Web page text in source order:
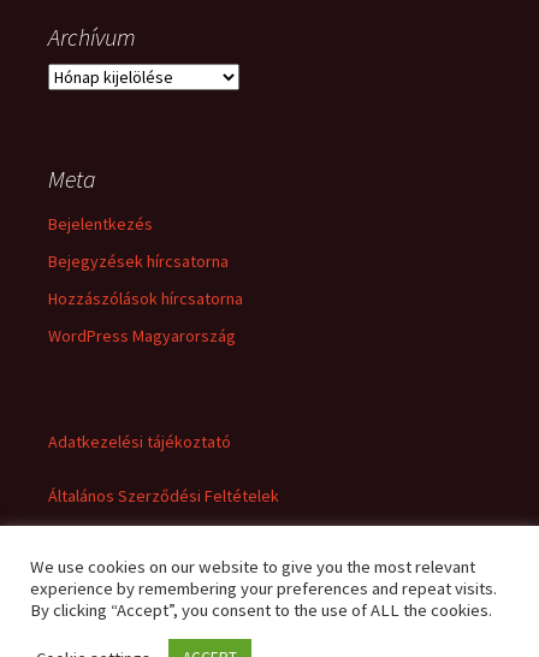
Archívum
Archívum
Meta
Bejelentkezés
Bejegyzések hírcsatorna
Hozzászólások hírcsatorna
WordPress Magyarország
Adatkezelési tájékoztató
Általános Szerződési Feltételek
We use cookies on our website to give you the most relevant
experience by remembering your preferences and repeat visits.
By clicking “Accept”, you consent to the use of ALL the cookies.